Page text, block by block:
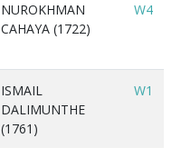
NUROKHMAN
CAHAYA (1722)
W4
ISMAIL
DALIMUNTHE
(1761)
W1